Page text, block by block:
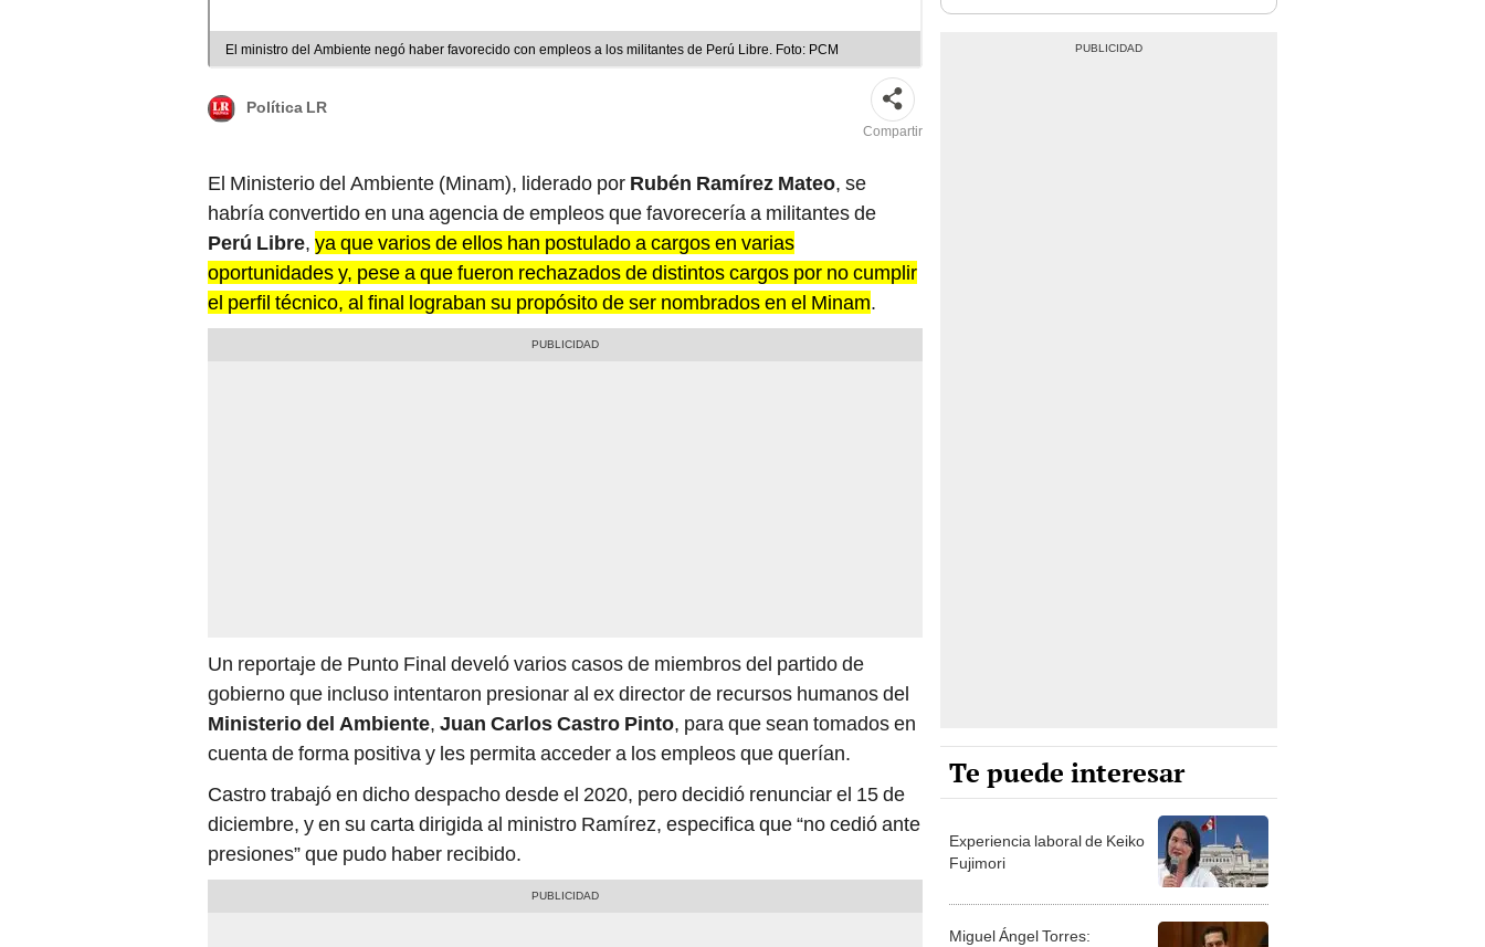
El ministro del Ambiente negó haber favorecido con empleos a los militantes de Perú Libre. Foto: PCM
Política LR
Compartir
El Ministerio del Ambiente (Minam), liderado por Rubén Ramírez Mateo, se
habría convertido en una agencia de empleos que favorecería a militantes de
Perú Libre, ya que varios de ellos han postulado a cargos en varias
oportunidades y, pese a que fueron rechazados de distintos cargos por no cumplir
el perfil técnico, al final lograban su propósito de ser nombrados en el Minam.
Un reportaje de Punto Final develó varios casos de miembros del partido de
gobierno que incluso intentaron presionar al ex director de recursos humanos del
Ministerio del Ambiente, Juan Carlos Castro Pinto, para que sean tomados en
cuenta de forma positiva y les permita acceder a los empleos que querían.
Castro trabajó en dicho despacho desde el 2020, pero decidió renunciar el 15 de
diciembre, y en su carta dirigida al ministro Ramírez, especifica que “no cedió ante
presiones” que pudo haber recibido.
Te puede interesar
Experiencia laboral de Keiko
Fujimori
Miguel Ángel Torres: